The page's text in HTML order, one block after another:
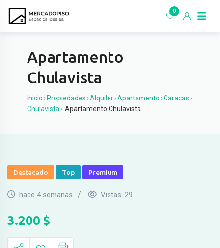
0
Apartamento
Chulavista
Inicio › Propiedades ›Alquiler›Apartamento ›Caracas ›
Chulavista › Apartamento Chulavista
Destacado Top Premium
hace 4 semanas Vistas: 29
3.200 $